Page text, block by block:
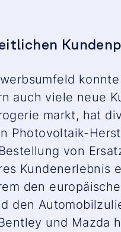
auch viele neue
markt, hat
Photovoltaik-
von
den
den
und Mazda